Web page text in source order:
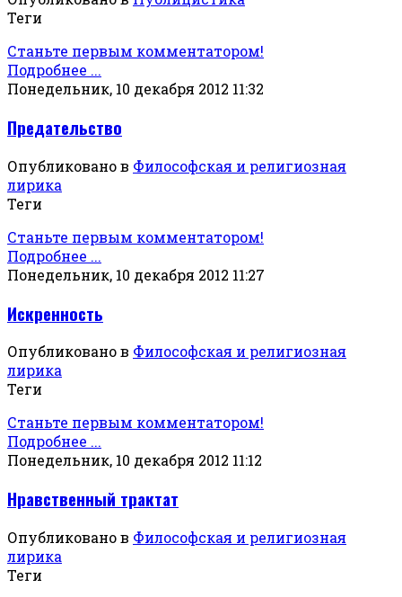
Теги
Станьте первым комментатором!
Подробнее ...
Понедельник, 10 декабря 2012 11:32
Предательство
Опубликовано в Философская и религиозная
лирика
Теги
Станьте первым комментатором!
Подробнее ...
Понедельник, 10 декабря 2012 11:27
Искренность
Опубликовано в Философская и религиозная
лирика
Теги
Станьте первым комментатором!
Подробнее ...
Понедельник, 10 декабря 2012 11:12
Нравственный трактат
Опубликовано в Философская и религиозная
лирика
Теги